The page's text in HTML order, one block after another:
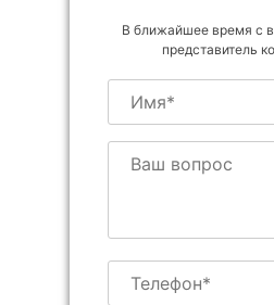
В ближайшее время с
представитель